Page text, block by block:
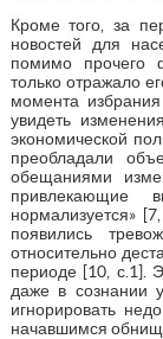
Кроме того, за
новостей для
помимо прочего
только отражало
момента
увидеть
экономической
преобладали
обещаниями
привлекающие
нормализуется»
появились
относительно
периоде [10, с.1].
даже в сознании
игнорировать
начавшимся